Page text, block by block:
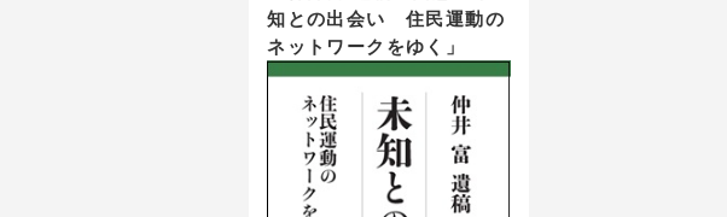
知との出会い 住民運動の
ネットワークをゆく」